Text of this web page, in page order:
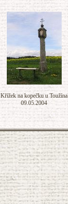
Křížek na kopečku u Toužína
09.05.2004